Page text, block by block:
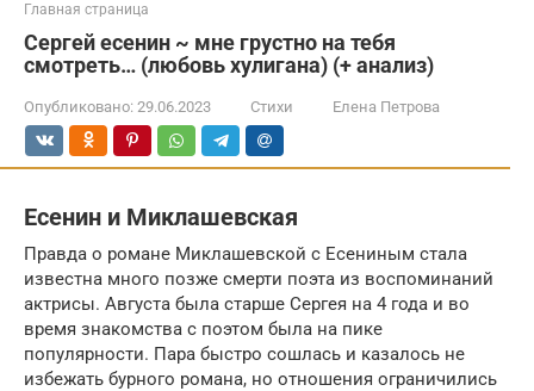
Главная страница
Сергей есенин ~ мне грустно на тебя
смотреть… (любовь хулигана) (+ анализ)
Опубликовано: 29.06.2023 Стихи Елена Петрова
Есенин и Миклашевская
Правда о романе Миклашевской с Есениным стала
известна много позже смерти поэта из воспоминаний
актрисы. Августа была старше Сергея на 4 года и во
время знакомства с поэтом была на пике
популярности. Пара быстро сошлась и казалось не
избежать бурного романа, но отношения ограничились